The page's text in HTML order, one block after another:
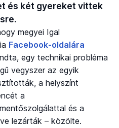
és két gyereket vittek
megyei Igal
Facebook-oldalára
egy technikai probléma
vegyszer az egyik
a helyszínt
a
és a
lezárták – közölte.